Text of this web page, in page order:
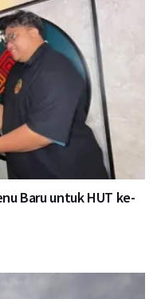
Baru untuk HUT ke-